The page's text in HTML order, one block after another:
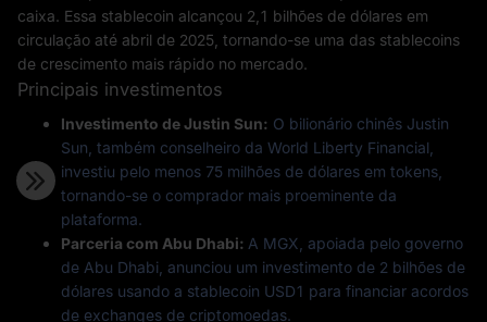
caixa. Essa stablecoin alcançou 2,1 bilhões de dólares em
circulação até abril de 2025, tornando-se uma das stablecoins
de crescimento mais rápido no mercado.
Principais investimentos
Investimento de Justin Sun: O bilionário chinês Justin
Sun, também conselheiro da World Liberty Financial,
investiu pelo menos 75 milhões de dólares em tokens,
tornando-se o comprador mais proeminente da
plataforma.
Parceria com Abu Dhabi: A MGX, apoiada pelo governo
de Abu Dhabi, anunciou um investimento de 2 bilhões de
dólares usando a stablecoin USD1 para financiar acordos
de exchanges de criptomoedas.